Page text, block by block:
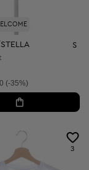
S
Preisempfehlung:
(-35%)
3